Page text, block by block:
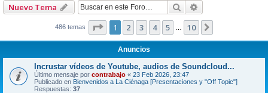
Nuevo Tema Buscar
486 temas Página de 10
1 2 3 4 5 10
Anuncios
Incrustar vídeos de Youtube, audios de Soundcloud...
Último mensaje por contrabajo « 23 Feb 2026, 23:47
Publicado en Bienvenidos a La Ciénaga [Presentaciones y "Off Topic"]
Respuestas: 37